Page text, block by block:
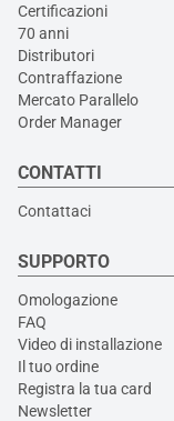
Certificazioni
70 anni
Distributori
Contraffazione
Mercato Parallelo
Order Manager
CONTATTI
Contattaci
SUPPORTO
Omologazione
FAQ
Video di installazione
Il tuo ordine
Registra la tua card
Newsletter